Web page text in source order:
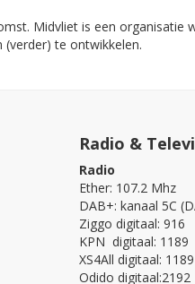
Midvliet is een organisatie
te ontwikkelen.
Radio &
Radio
Ether: 107.2 Mhz
DAB+: kanaal 5C
Ziggo digitaal: 916
KPN digitaal: 1189
XS4All digitaal: 1189
Odido digitaal:2192